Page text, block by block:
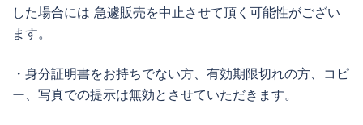
した場合には 急遽販売を中止させて頂く可能性がござい
ます。
・身分証明書をお持ちでない方、有効期限切れの方、コピ
ー、写真での提示は無効とさせていただきます。